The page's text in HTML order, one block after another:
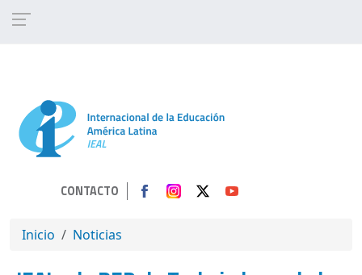
CONTACTO
SOBRESCRIBIR ENLACES DE AYUDA A
Inicio Noticias